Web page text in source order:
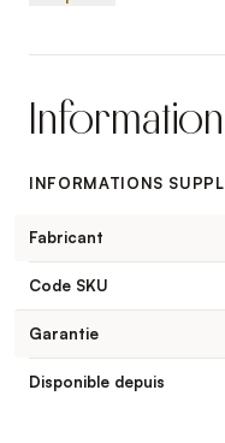
INFORMATIONS
Fabricant
Code SKU
Garantie
Disponible depuis